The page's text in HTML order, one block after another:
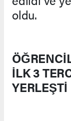
oldu.
İLK 3
YERLEŞTİ